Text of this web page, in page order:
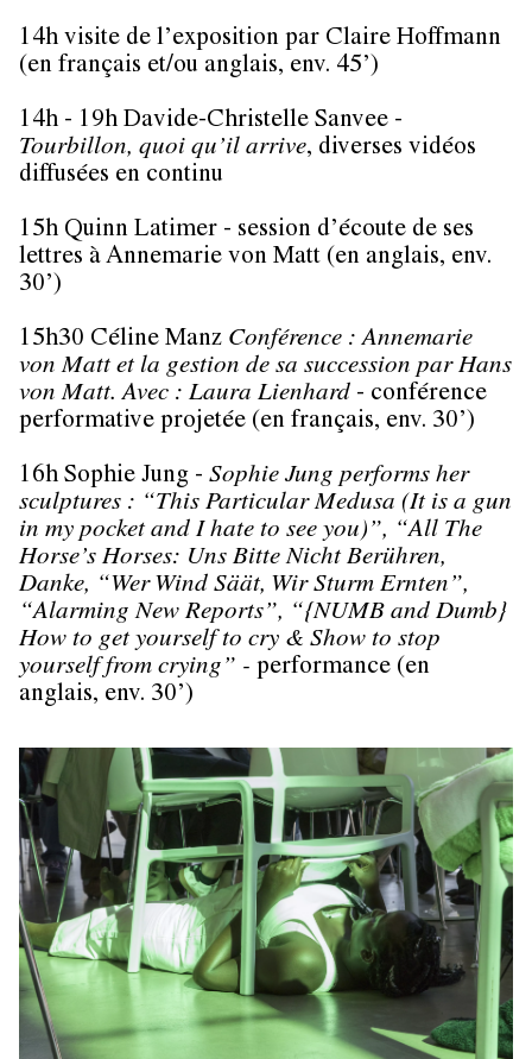
14h visite de l’exposition par Claire Hoffmann
(en français et/ou anglais, env. 45’)
14h - 19h Davide-Christelle Sanvee -
Tourbillon, quoi qu’il arrive, diverses vidéos
diffusées en continu
15h Quinn Latimer - session d’écoute de ses
lettres à Annemarie von Matt (en anglais, env.
30’)
15h30 Céline Manz Conférence : Annemarie
von Matt et la gestion de sa succession par Hans
von Matt. Avec : Laura Lienhard - conférence
performative projetée (en français, env. 30’)
16h Sophie Jung - Sophie Jung performs her
sculptures : “This Particular Medusa (It is a gun
in my pocket and I hate to see you)”, “All The
Horse’s Horses: Uns Bitte Nicht Berühren,
Danke, “Wer Wind Säät, Wir Sturm Ernten”,
“Alarming New Reports”, “{NUMB and Dumb}
How to get yourself to cry & Show to stop
yourself from crying” - performance (en
anglais, env. 30’)